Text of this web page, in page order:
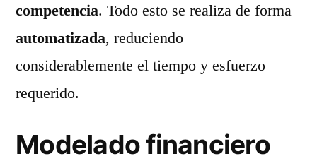
competencia. Todo esto se realiza de forma
automatizada, reduciendo
considerablemente el tiempo y esfuerzo
requerido.
Modelado financiero